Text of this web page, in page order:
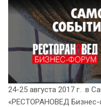
24-25 августа 2017 г. в
«РЕСТОРАНОВЕД